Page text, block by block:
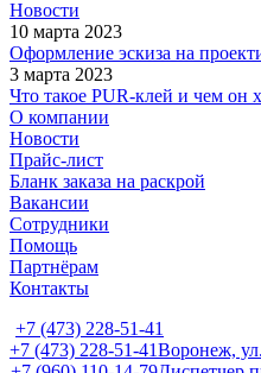
Новости
10 марта 2023
Оформление эскиза на
3 марта 2023
Что такое PUR-клей и чем он
О компании
Новости
Прайс-лист
Бланк заказа на раскрой
Вакансии
Сотрудники
Помощь
Партнёрам
Контакты
+7 (473) 228-51-41
+7 (473) 228-51-41Воронеж,